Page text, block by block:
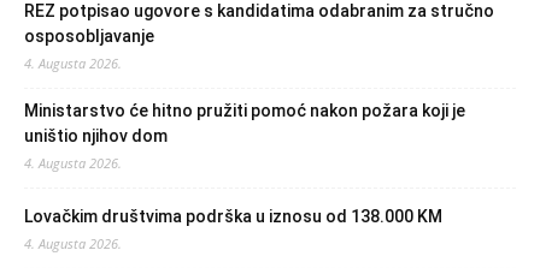
REZ potpisao ugovore s kandidatima odabranim za stručno
osposobljavanje
4. Augusta 2026.
Ministarstvo će hitno pružiti pomoć nakon požara koji je
uništio njihov dom
4. Augusta 2026.
Lovačkim društvima podrška u iznosu od 138.000 KM
4. Augusta 2026.